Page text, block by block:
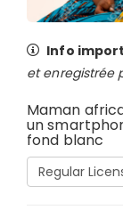
Info
et enregistrée
Maman
un
fond blanc